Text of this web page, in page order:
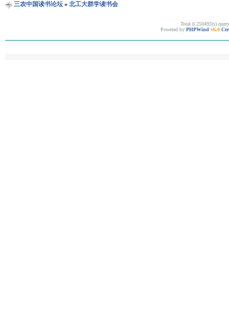
三农中国读书论坛» 北工大群学读书会
Total 0.250492(s)
Powered by PHPWind v6.0